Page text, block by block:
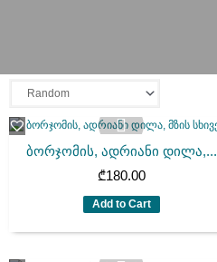
ბორჯომის, ადრიანი დილა,...
₾180.00
Add to Cart